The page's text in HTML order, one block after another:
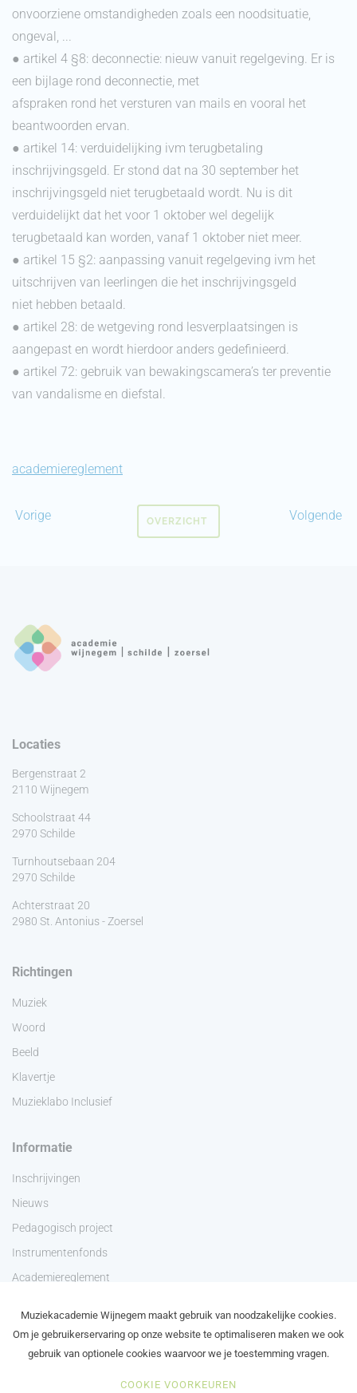
onvoorziene omstandigheden zoals een noodsituatie,
ongeval, ...
● artikel 4 §8: deconnectie: nieuw vanuit regelgeving. Er is
een bijlage rond deconnectie, met
afspraken rond het versturen van mails en vooral het
beantwoorden ervan.
● artikel 14: verduidelijking ivm terugbetaling
inschrijvingsgeld. Er stond dat na 30 september het
inschrijvingsgeld niet terugbetaald wordt. Nu is dit
verduidelijkt dat het voor 1 oktober wel degelijk
terugbetaald kan worden, vanaf 1 oktober niet meer.
● artikel 15 §2: aanpassing vanuit regelgeving ivm het
uitschrijven van leerlingen die het inschrijvingsgeld
niet hebben betaald.
● artikel 28: de wetgeving rond lesverplaatsingen is
aangepast en wordt hierdoor anders gedefinieerd.
● artikel 72: gebruik van bewakingscamera’s ter preventie
van vandalisme en diefstal.
academiereglement
Vorige Volgende
OVERZICHT
Locaties
Bergenstraat 2
2110 Wijnegem
Schoolstraat 44
2970 Schilde
Turnhoutsebaan 204
2970 Schilde
Achterstraat 20
2980 St. Antonius - Zoersel
Richtingen
Muziek
Woord
Beeld
Klavertje
Muzieklabo Inclusief
Informatie
Inschrijvingen
Nieuws
Pedagogisch project
Instrumentenfonds
Academiereglement
Contact
Muziekacademie Wijnegem maakt gebruik van noodzakelijke cookies.
Om je gebruikerservaring op onze website te optimaliseren maken we ook
gebruik van optionele cookies waarvoor we je toestemming vragen.
COOKIE VOORKEUREN